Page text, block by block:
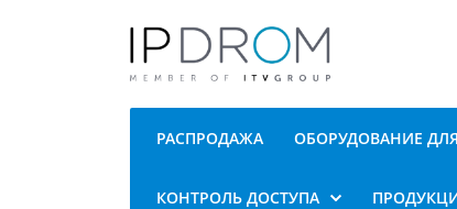
РАСПРОДАЖА ОБОРУДОВАНИЕ
КОНТРОЛЬ ДОСТУПА